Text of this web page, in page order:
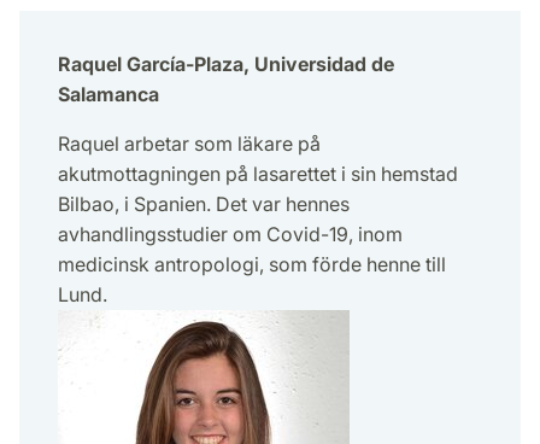
Raquel García-Plaza, Universidad de
Salamanca
Raquel arbetar som läkare på
akutmottagningen på lasarettet i sin hemstad
Bilbao, i Spanien. Det var hennes
avhandlingsstudier om Covid-19, inom
medicinsk antropologi, som förde henne till
Lund.